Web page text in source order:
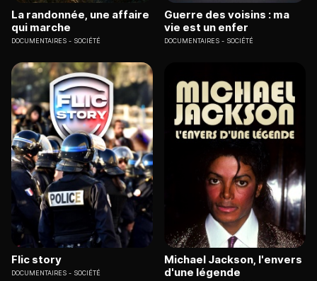
La randonnée, une affaire
qui marche
DOCUMENTAIRES SOCIÉTÉ
Guerre des voisins : ma
vie est un enfer
DOCUMENTAIRES SOCIÉTÉ
Flic story
DOCUMENTAIRES SOCIÉTÉ
Michael Jackson, l'envers
d'une légende